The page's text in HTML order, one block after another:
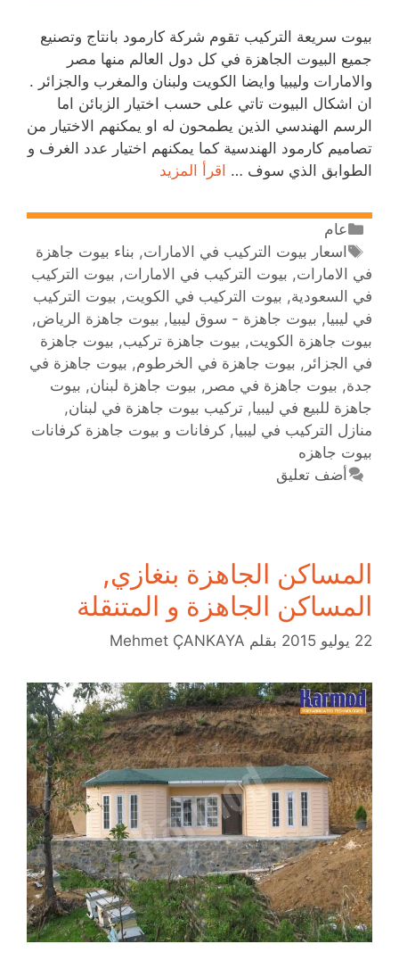
بيوت سريعة التركيب تقوم شركة كارمود بانتاج وتصنيع
جميع البيوت الجاهزة في كل دول العالم منها مصر
والامارات وليبيا وايضا الكويت ولبنان والمغرب والجزائر .
ان اشكال البيوت تاتي على حسب اختيار الزبائن اما
الرسم الهندسي الذين يطمحون له او يمكنهم الاختيار من
تصاميم كارمود الهندسية كما يمكنهم اختيار عدد الغرف و
الطوابق الذي سوف … اقرأ المزيد
عام
اسعار بيوت التركيب في الامارات, بناء بيوت جاهزة
في الامارات, بيوت التركيب في الامارات, بيوت التركيب
في السعودية, بيوت التركيب في الكويت, بيوت التركيب
في ليبيا, بيوت جاهزة - سوق ليبيا, بيوت جاهزة الرياض,
بيوت جاهزة الكويت, بيوت جاهزة تركيب, بيوت جاهزة
في الجزائر , بيوت جاهزة في الخرطوم, بيوت جاهزة في
جدة, بيوت جاهزة في مصر , بيوت جاهزة لبنان, بيوت
جاهزة للبيع في ليبيا, تركيب بيوت جاهزة في لبنان,
منازل التركيب في ليبيا, ‫كرفانات و بيوت جاهزة كرفانات
بيوت جاهزه
أضف تعليق
المساكن الجاهزة بنغازي,
المساكن الجاهزة و المتنقلة
22 يوليو 2015 بقلم Mehmet ÇANKAYA